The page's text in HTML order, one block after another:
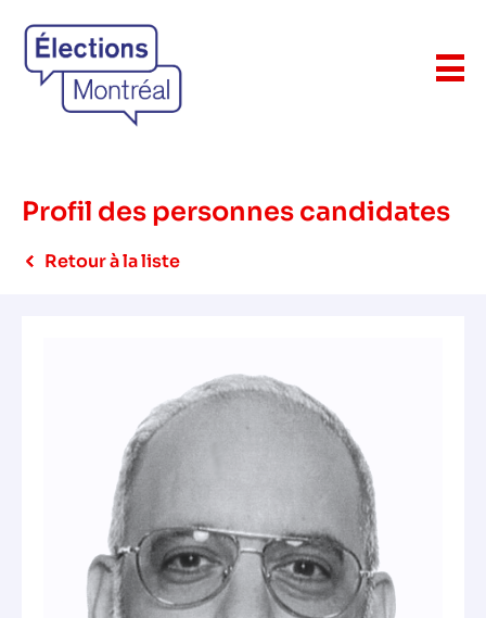
Profil des personnes candidates
Retour à la liste